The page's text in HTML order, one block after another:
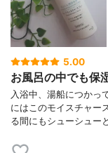
5.00
お風呂の中でも保
入浴中、湯船につかっ
にはこのモイスチャー
る間にもシューシュー